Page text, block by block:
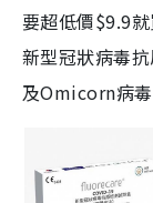
要超低價$9.9
新型冠狀病毒
及Omicorn病